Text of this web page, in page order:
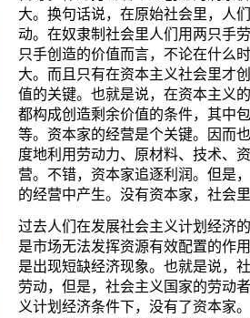
大。换句话说，在原始社会里，人
动。在奴隶制社会里人们用两只手
只手创造的价值而言，不论在什么
大。而且只有在资本主义社会里才
值的关键。也就是说，在资本主义
都构成创造剩余价值的条件，其中
等。资本家的经营是个关键。因而
度地利用劳动力、原材料、技术、
营。不错，资本家追逐利润。但是
的经营中产生。没有资本家，社会
过去人们在发展社会主义计划经济
是市场无法发挥资源有效配置的作
是出现短缺经济现象。也就是说，
劳动，但是，社会主义国家的劳动
义计划经济条件下，没有了资本家